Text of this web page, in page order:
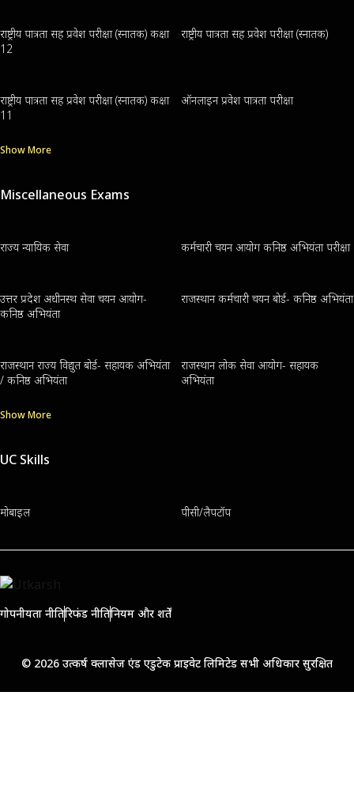
राष्ट्रीय पात्रता सह प्रवेश परीक्षा (स्नातक) कक्षा
12
राष्ट्रीय पात्रता सह प्रवेश परीक्षा (स्नातक)
राष्ट्रीय पात्रता सह प्रवेश परीक्षा (स्नातक) कक्षा
11
ऑनलाइन प्रवेश पात्रता परीक्षा
Show More
Miscellaneous Exams
राज्य न्यायिक सेवा कर्मचारी चयन आयोग कनिष्ठ अभियंता परीक्षा
उत्तर प्रदेश अधीनस्थ सेवा चयन आयोग-
कनिष्ठ अभियंता
राजस्थान कर्मचारी चयन बोर्ड- कनिष्ठ अभियंता
राजस्थान राज्य विद्युत बोर्ड- सहायक अभियंता
/ कनिष्ठ अभियंता
राजस्थान लोक सेवा आयोग- सहायक
अभियंता
Show More
UC Skills
मोबाइल पीसी/लैपटॉप
गोपनीयता नीतिरिफंड नीतिनियम और शर्तें
© 2026 उत्कर्ष क्लासेज एंड एडुटेक प्राइवेट लिमिटेड सभी अधिकार सुरक्षित